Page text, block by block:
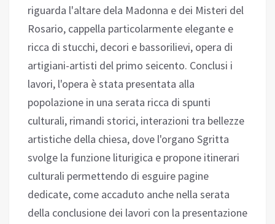
riguarda l'altare dela Madonna e dei Misteri del
Rosario, cappella particolarmente elegante e
ricca di stucchi, decori e bassorilievi, opera di
artigiani-artisti del primo seicento. Conclusi i
lavori, l'opera è stata presentata alla
popolazione in una serata ricca di spunti
culturali, rimandi storici, interazioni tra bellezze
artistiche della chiesa, dove l'organo Sgritta
svolge la funzione liturigica e propone itinerari
culturali permettendo di esguire pagine
dedicate, come accaduto anche nella serata
della conclusione dei lavori con la presentazione